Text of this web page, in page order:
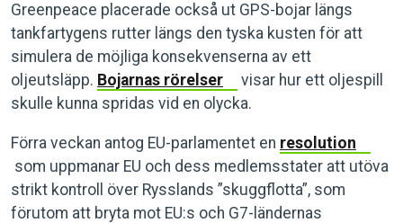
Greenpeace placerade också ut GPS-bojar längs
tankfartygens rutter längs den tyska kusten för att
simulera de möjliga konsekvenserna av ett
oljeutsläpp. Bojarnas rörelser
visar hur ett oljespill
skulle kunna spridas vid en olycka.
Förra veckan antog EU-parlamentet en resolution
som uppmanar EU och dess medlemsstater att utöva
strikt kontroll över Rysslands ”skuggflotta”, som
förutom att bryta mot EU:s och G7-ländernas